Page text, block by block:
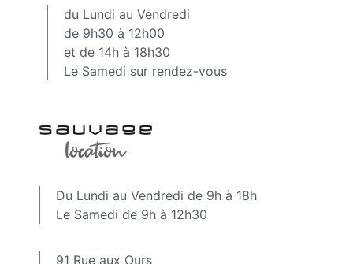
du Lundi au Vendredi
de 9h30 à 12h00
et de 14h à 18h30
Le Samedi sur rendez-vous
Du Lundi au Vendredi de 9h à 18h
Le Samedi de 9h à 12h30
91 Rue aux Ours